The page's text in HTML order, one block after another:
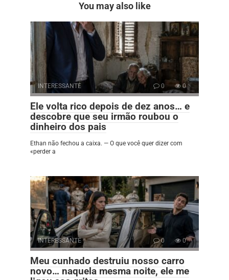
You may also like
INTERESSANTE 0 0
Ele volta rico depois de dez anos… e
descobre que seu irmão roubou o
dinheiro dos pais
Ethan não fechou a caixa. — O que você quer dizer com
«perder a
INTERESSANTE 0 0
Meu cunhado destruiu nosso carro
novo… naquela mesma noite, ele me